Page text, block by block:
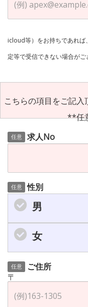
icloud等）をお持ちであれば
キャリアメ
定等で受信できない場合がご
こちらの項目をご記
**任
任意 求人No
任意 性別
男
女
任意
ご住所
〒